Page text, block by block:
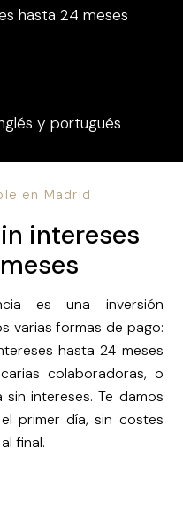
hasta 24 meses
y portugués
en Madrid
intereses
es una inversión
varias formas de pago:
hasta 24 meses
colaboradoras, o
intereses. Te damos
primer día, sin costes
final.